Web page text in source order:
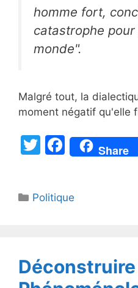
homme fort,
catastrophe
monde".
Malgré tout, la
moment négatif qu'elle
T
er
F
a
e
o
k
Share
Catégories
Politique
Déconstruire